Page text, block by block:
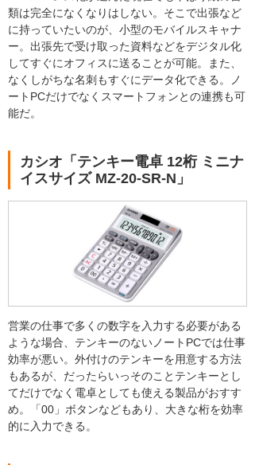
類は完全になくなりはしない。そこで出張など
に持っていたいのが、小型のモバイルスキャナ
ー。出張先で受け取った資料などをデジタル化
してすぐにオフィスに送ることが可能。また、
なくしがちな名刺もすぐにデータ化できる。ノ
ートPCだけでなくスマートフォンとの連携も可
能だ。
カシオ「テンキー電卓 12桁 ミニナ
イスサイズ MZ-20-SR-N」
営業の仕事で多くの数字を入力する必要がある
ような場合、テンキーのないノートPCでは仕事
効率が悪い。外付けのテンキーを用意する方法
もあるが、だったらいっそのことテンキーとし
てだけでなく電卓としても使える製品がおすす
め。「00」ボタンなどもあり、大きな桁を効率
的に入力できる。